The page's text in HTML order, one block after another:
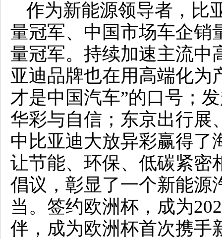
作为新能源领导者，比
量冠军、中国市场车企销
量冠军。持续加速主流中
亚迪品牌也在用高端化为
才是中国汽车”的口号；
华彩与自信；东京出行展
中比亚迪大放异彩赢得了
让节能、环保、低碳紧密
倡议，彰显了一个新能源
当。签约欧洲杯，成为
伴，成为欧洲杯首次携手